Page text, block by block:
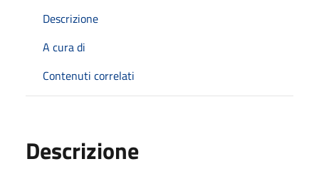
Descrizione
A cura di
Contenuti correlati
Descrizione